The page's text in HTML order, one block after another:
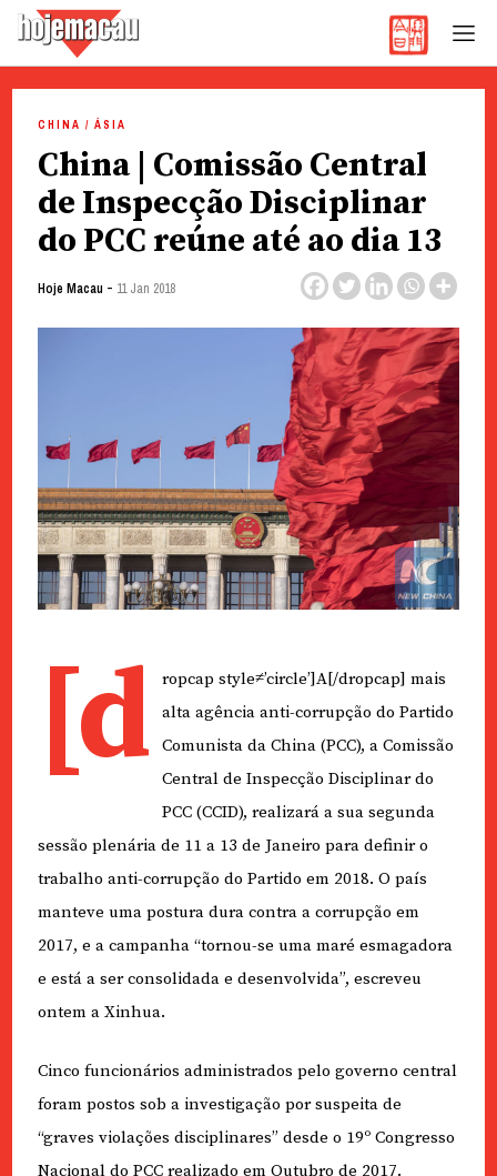
content
CHINA / ÁSIA
China | Comissão Central
de Inspecção Disciplinar
do PCC reúne até ao dia 13
Hoje Macau - 11 Jan 2018
[d
ropcap style≠’circle’]A[/dropcap] mais
alta agência anti-corrupção do Partido
Comunista da China (PCC), a Comissão
Central de Inspecção Disciplinar do
PCC (CCID), realizará a sua segunda
sessão plenária de 11 a 13 de Janeiro para definir o
trabalho anti-corrupção do Partido em 2018. O país
manteve uma postura dura contra a corrupção em
2017, e a campanha “tornou-se uma maré esmagadora
e está a ser consolidada e desenvolvida”, escreveu
ontem a Xinhua.
Cinco funcionários administrados pelo governo central
foram postos sob a investigação por suspeita de
“graves violações disciplinares” desde o 19º Congresso
Nacional do PCC realizado em Outubro de 2017.